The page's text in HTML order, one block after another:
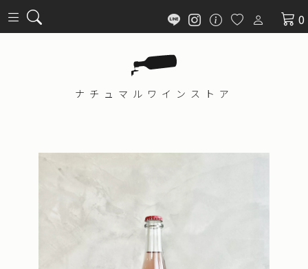
0
ナチュマル ワインストア